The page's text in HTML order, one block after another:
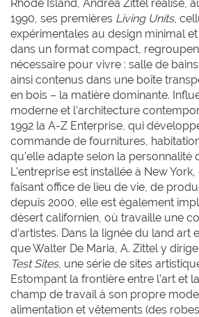
Rhode Island, Andrea Zittel réalise,
1990, ses premières Living Units,
expérimentales au design minimal
dans un format compact,
nécessaire pour vivre : salle de
ainsi contenus dans une boîte
en bois – la matière dominante.
moderne et l’architecture
1992 la A-Z Enterprise, qui
commande de fournitures,
qu’elle adapte selon la personnalité
L’entreprise est installée à New
faisant office de lieu de vie, de
depuis 2000, elle est également
désert californien, où travaille une
d’artistes. Dans la lignée du land art
que Walter De Maria, A. Zittel y dirige
Test Sites, une série de sites
Estompant la frontière entre l’art et
champ de travail à son propre mode
alimentation et vêtements (des